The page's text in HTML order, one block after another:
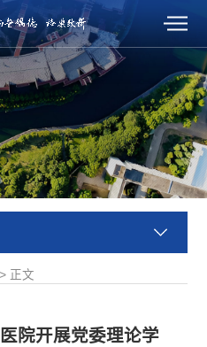
> 正文
院开展党委理论学